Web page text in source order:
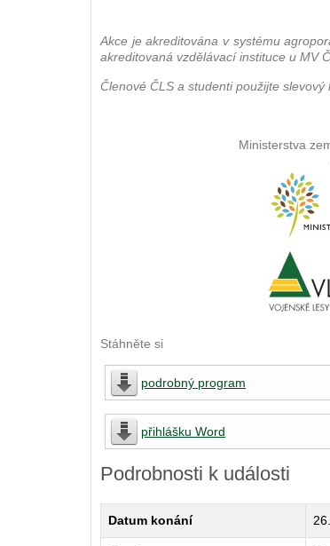
Akce je akreditována v systému
akreditovaná vzdělávací instituce u MV
Členové ČLS a studenti použijte slevový
Ministerstva
Stáhněte si
podrobný program
přihlášku Word
Podrobnosti k události
Datum konání